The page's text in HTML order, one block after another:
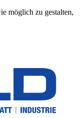
möglich zu gestalten,